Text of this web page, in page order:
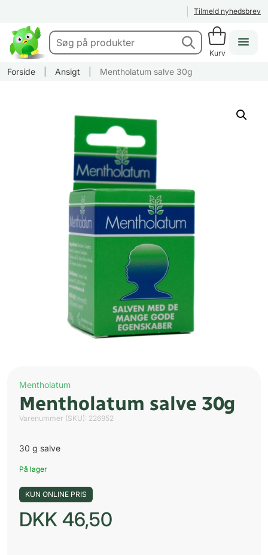
Tilmeld nyhedsbrev
Kurv
Forside Ansigt Mentholatum salve 30g
Mentholatum
Mentholatum salve 30g
Varenummer (SKU): 226952
30 g salve
På lager
KUN ONLINE PRIS
DKK 46,50